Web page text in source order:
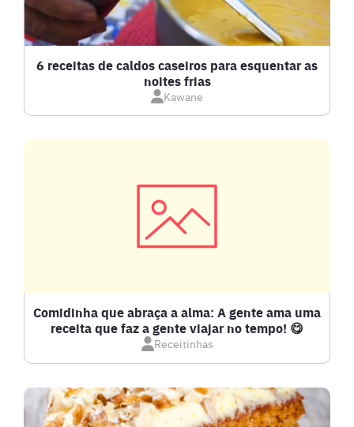
BOLOS E TORTAS
CALDOS
CARNE BOVINA
COMPOTAS E GELEIAS
DOCES E SOBREMESAS
DRINKS
6 receitas de caldos caseiros para esquentar as
noites frias
Kawane
Comidinha que abraça a alma: A gente ama uma
receita que faz a gente viajar no tempo! 😋
Receitinhas